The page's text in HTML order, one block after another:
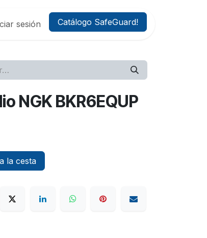
sesión Catálogo SafeGuard!
NGK BKR6EQUP
la cesta